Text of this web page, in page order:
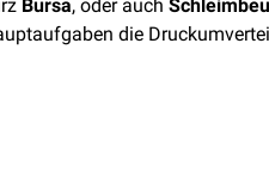
Bursa, oder auch
die